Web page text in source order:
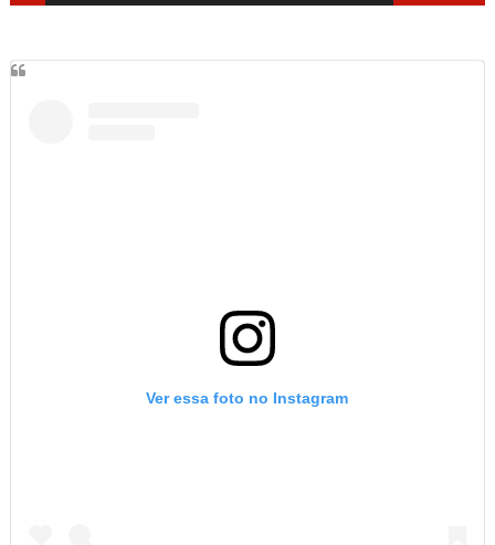
Ver essa foto no Instagram